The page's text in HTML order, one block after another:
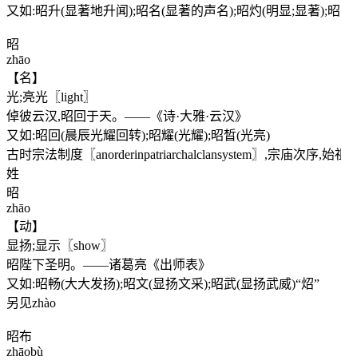
又如:昭升(显著地升闻);昭名(显著的声名);昭灼(明显;显著);
昭
zhāo
【名】
光;亮光〖light〗
倬彼云汉,昭回于天。——《诗·大雅·云汉》
又如:昭回(晨辰光耀回转);昭耀(光耀);昭晳(光亮)
古时宗法制度〖anorderinpatriarchalclansystem〗,宗庙次序
姓
昭
zhāo
【动】
显扬;显示〖show〗
昭陛下圣明。——诸葛亮《出师表》
又如:昭畅(大大发扬);昭文(显扬文采);昭武(显扬武威)“炤”
另见zhào
昭布
zhāobù